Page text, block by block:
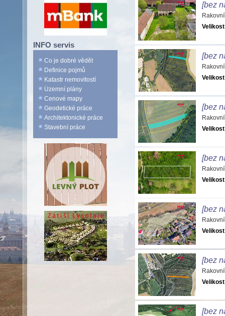
INFO servis
Co je dobré vědět
Definice pojmů
Katastr nemovitostí
Územní plány
Cenové mapy
Geodetické práce
Architektonické práce
Stavební práce
[bez
[bez
[bez
[bez
[bez
[bez
[bez